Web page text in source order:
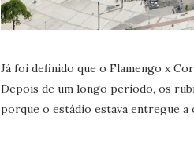
Já foi definido que o Flamengo x
Depois de um longo período, os
porque o estádio estava entregue a